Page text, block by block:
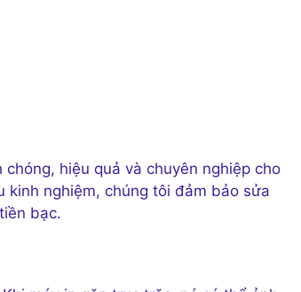
hiệu quả và chuyên nghiệp cho
kinh nghiệm, chúng tôi đảm bảo sửa
bạc.